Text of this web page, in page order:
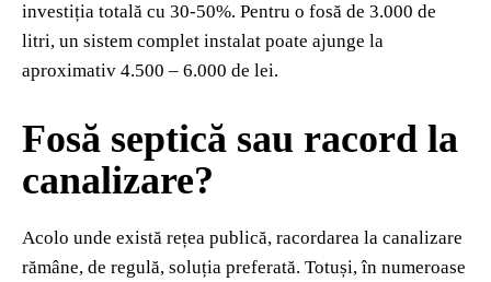
investiția totală cu 30-50%. Pentru o fosă de 3.000 de
litri, un sistem complet instalat poate ajunge la
aproximativ 4.500 – 6.000 de lei.
Fosă septică sau racord la
canalizare?
Acolo unde există rețea publică, racordarea la canalizare
rămâne, de regulă, soluția preferată. Totuși, în numeroase